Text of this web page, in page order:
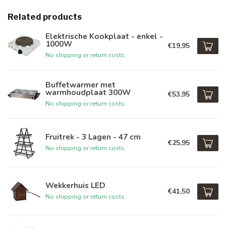
Related products
Elektrische Kookplaat - enkel -
1000W
No shipping or return costs
€19,95
Buffetwarmer met
warmhoudplaat 300W
No shipping or return costs
€53,95
Fruitrek - 3 Lagen - 47 cm
No shipping or return costs
€25,95
Wekkerhuis LED
No shipping or return costs
€41,50